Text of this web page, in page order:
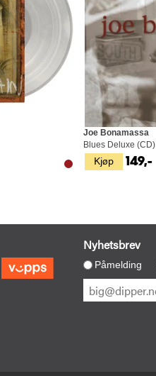
Kjøp
Joe Bonamassa
Blues Deluxe (CD)
149,-
Nyhetsbrev
Påmelding